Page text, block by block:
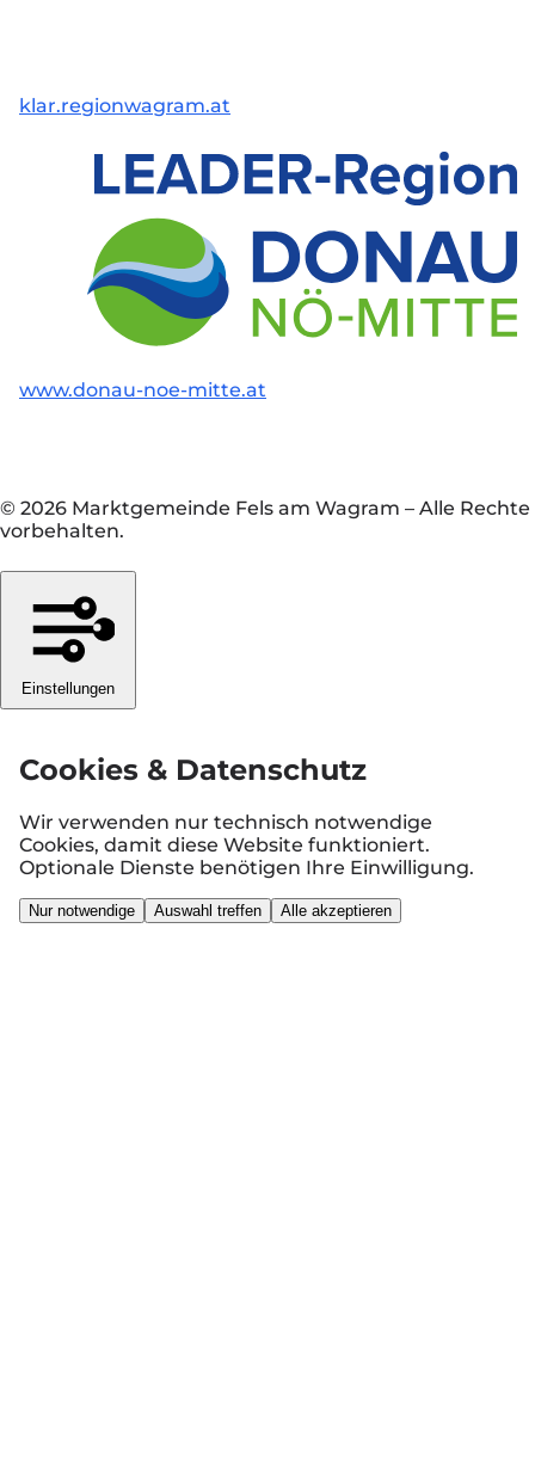
klar.regionwagram.at
www.donau-noe-mitte.at
© 2026 Marktgemeinde Fels am Wagram – Alle Rechte
vorbehalten.
Einstellungen
Cookies & Datenschutz
Wir verwenden nur technisch notwendige
Cookies, damit diese Website funktioniert.
Optionale Dienste benötigen Ihre Einwilligung.
Nur notwendige Auswahl treffen Alle akzeptieren